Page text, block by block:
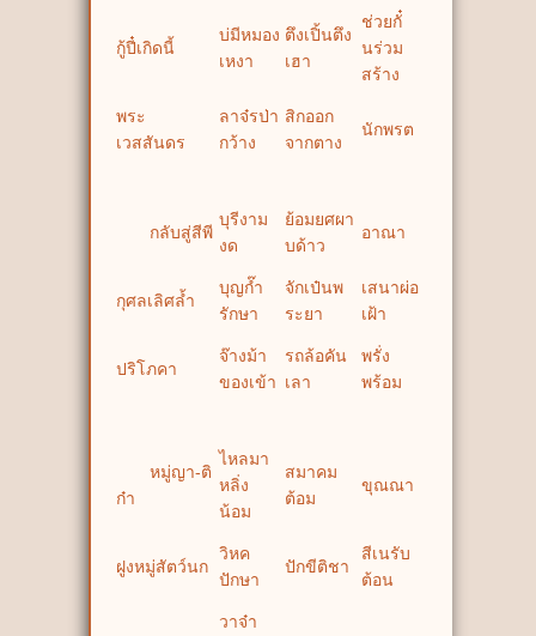
กู้ปี๋เกิดนี้
บ่มีหมอง
เหงา
ตึงเปิ้นตึง
เฮา
ช่วยกั๋
นร่วม
สร้าง
พระ
เวสสันดร
ลาจ๋รป่า
กว้าง
สิกออก
จากตาง
นักพรต
กลับสู่สีพี
บุรีงาม
งด
ย้อมยศผา
บด้าว
อาณา
กุศลเลิศล้ำ
บุญก๊ำ
รักษา
จักเป๋นพ
ระยา
เสนาผ่อ
เฝ้า
ปริโภคา
จ๊างม้า
ของเข้า
รถล้อคัน
เลา
พรั่ง
พร้อม
หมู่ญา-ติ
ก๋า
ไหลมา
หลิ่ง
น้อม
สมาคม
ต้อม
ขุณณา
ฝูงหมู่สัตว์นก
วิหค
ปักษา
ปักขีติชา
สีเนรับ
ต้อน
วาจ๋า